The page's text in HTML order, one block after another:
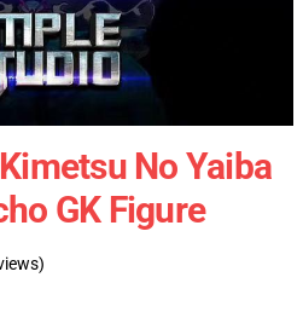
Kimetsu No Yaiba
GK Figure